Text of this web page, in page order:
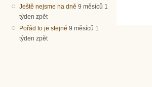
Ještě nejsme na dně 9 měsíců 1
týden zpět
Pořád to je stejné 9 měsíců 1
týden zpět